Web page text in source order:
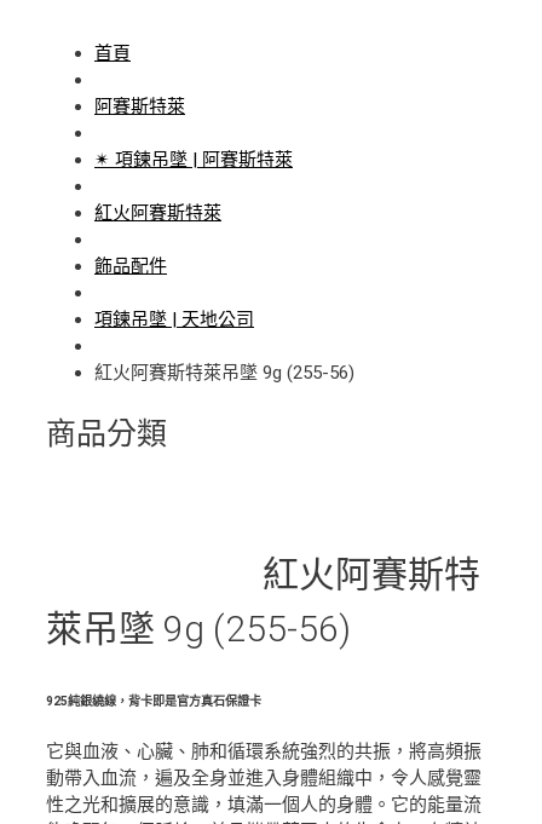
首頁
阿賽斯特萊
✴ 項鍊吊墜 | 阿賽斯特萊
紅火阿賽斯特萊
飾品配件
項鍊吊墜 | 天地公司
紅火阿賽斯特萊吊墜 9g (255-56)
商品分類
紅火阿賽斯特
萊吊墜 9g (255-56)
925純銀繞線，背卡即是官方真石保證卡
它與血液、心臟、肺和循環系統強烈的共振，將高頻振
動帶入血流，遍及全身並進入身體組織中，令人感覺靈
性之光和擴展的意識，填滿一個人的身體。它的能量流